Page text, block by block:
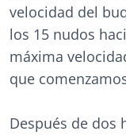
velocidad del
los 15 nudos
máxima
que
Después de dos